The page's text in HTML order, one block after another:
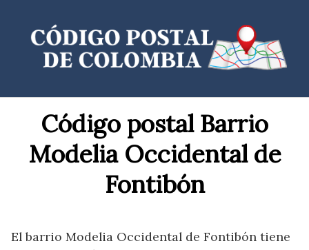
contenido
Código postal Barrio
Modelia Occidental de
Fontibón
El barrio Modelia Occidental de Fontibón tiene